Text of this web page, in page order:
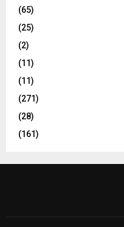
(65)
(25)
(2)
(11)
(11)
(271)
(28)
(161)